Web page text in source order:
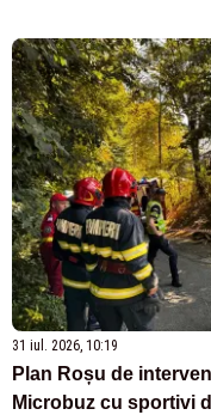
31 iul. 2026, 10:19
Plan Roșu de
Microbuz cu sportivi